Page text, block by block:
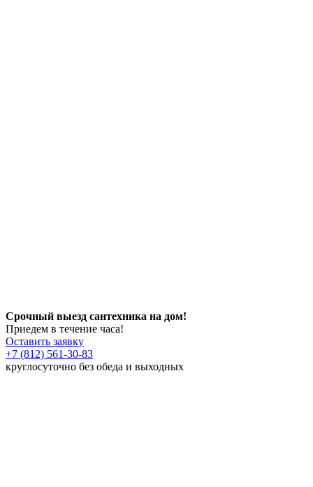
Срочный выезд сантехника на дом!
Приедем в течение часа!
Оставить заявку
+7 (812) 561-30-83
круглосуточно без обеда и выходных